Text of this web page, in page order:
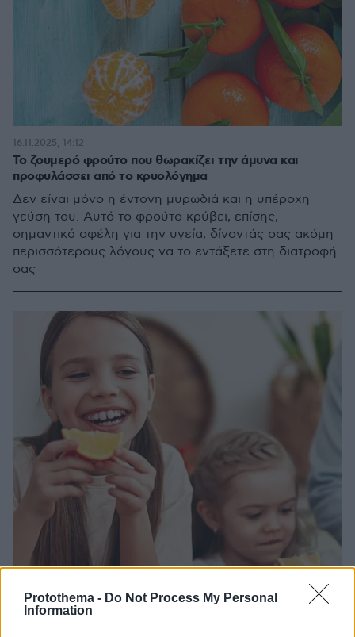
Protothema - Do Not Process My Personal
Information
Το ζουμερό φρούτο που θωρακίζει την άμυνα και
προφυλάσσει από το κρυολόγημα
Δεν είναι μόνο η έντονη μυρωδιά και η υπέροχη
γεύση του. Αυτό το φρούτο κρύβει, επίσης,
σημαντικά οφέλη για την υγεία, δίνοντάς σας ακόμη
περισσότερους λόγους να το εντάξετε στη διατροφή
σας
16.11.2025, 14:12